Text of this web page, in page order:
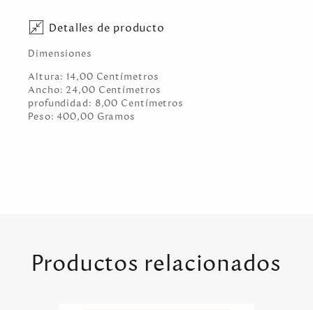
Detalles de producto
Dimensiones
Altura: 14,00 Centímetros
Ancho: 24,00 Centímetros
profundidad: 8,00 Centímetros
Peso:400,00 Gramos
Productos relacionados